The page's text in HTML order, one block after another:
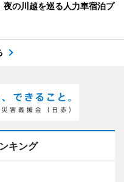
夜の川越を巡る人力車宿泊プ
キング